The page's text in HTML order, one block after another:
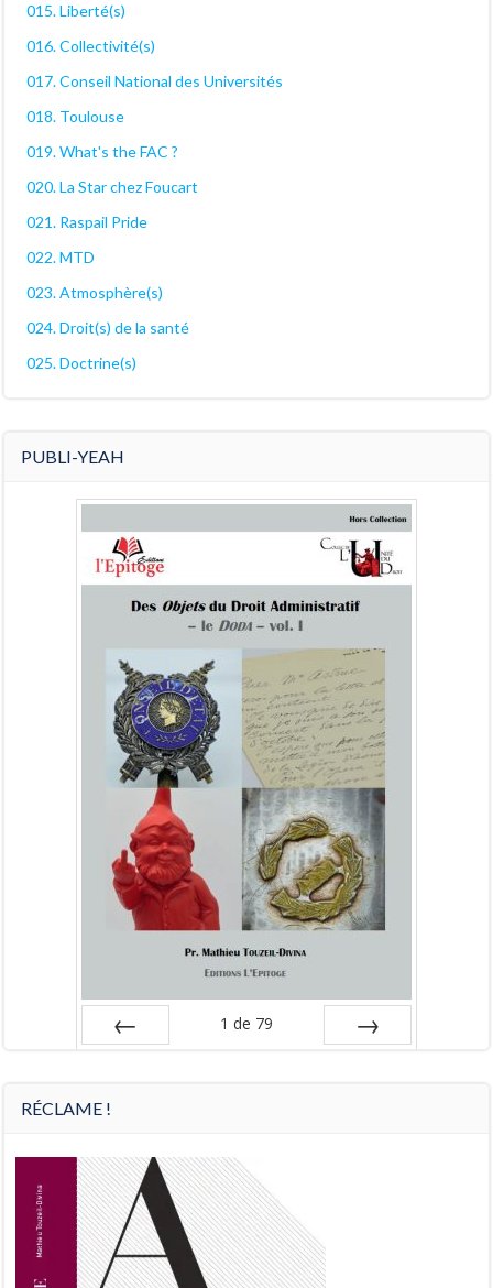
015. Liberté(s)
016. Collectivité(s)
017. Conseil National des Universités
018. Toulouse
019. What's the FAC ?
020. La Star chez Foucart
021. Raspail Pride
022. MTD
023. Atmosphère(s)
024. Droit(s) de la santé
025. Doctrine(s)
PUBLI-YEAH
1 de 79
RÉCLAME !